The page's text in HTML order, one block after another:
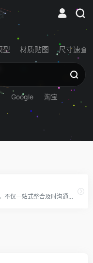
型 材质贴图 尺寸速查
Google 淘宝
飞书——先进企业协作与管理平台，不仅一站式整合及时沟通、智能日历、音视频会议、飞书文档、云盘等办公协作套件，更提供飞书OKR、飞书招聘、飞书绩效等组织管理产品，让目标更清晰，信息流动更顺畅，每一个人工作更高效更愉悦。先进团队，先用飞书。